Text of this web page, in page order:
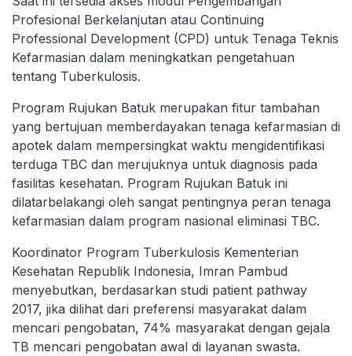
Profesional Berkelanjutan atau Continuing
Professional Development (CPD) untuk Tenaga Teknis
Kefarmasian dalam meningkatkan pengetahuan
tentang Tuberkulosis.
Program Rujukan Batuk merupakan fitur tambahan
yang bertujuan memberdayakan tenaga kefarmasian di
apotek dalam mempersingkat waktu mengidentifikasi
terduga TBC dan merujuknya untuk diagnosis pada
fasilitas kesehatan. Program Rujukan Batuk ini
dilatarbelakangi oleh sangat pentingnya peran tenaga
kefarmasian dalam program nasional eliminasi TBC.
Koordinator Program Tuberkulosis Kementerian
Kesehatan Republik Indonesia, Imran Pambud
menyebutkan, berdasarkan studi patient pathway
2017, jika dilihat dari preferensi masyarakat dalam
mencari pengobatan, 74% masyarakat dengan gejala
TB mencari pengobatan awal di layanan swasta.